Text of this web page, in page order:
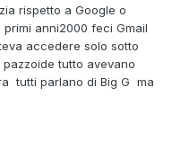
rispetto a Google o
anni2000 feci Gmail
accedere solo sotto
tutto avevano
tutti parlano di Big G ma